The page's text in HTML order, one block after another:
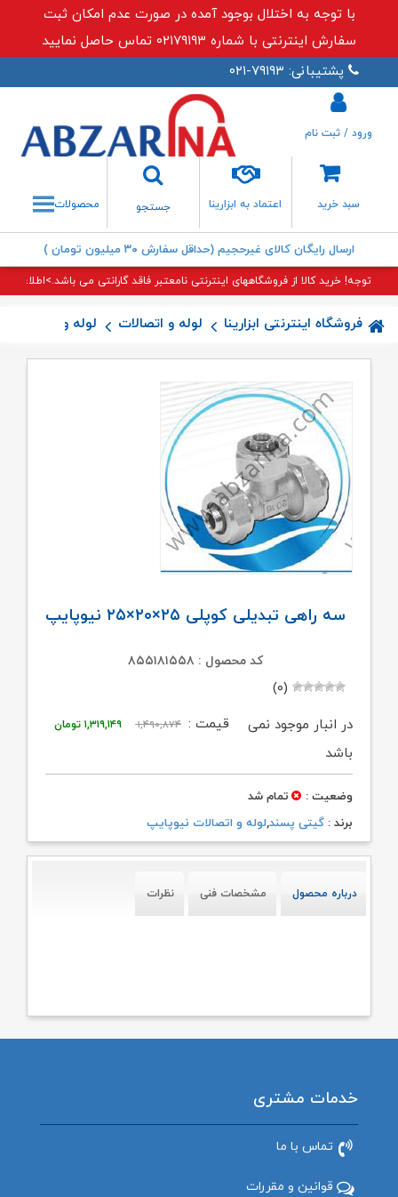
با توجه به اختلال بوجود آمده در صورت عدم امکان ثبت
سفارش اینترنتی با شماره ۰۲۱۷۹۱۹۳ تماس حاصل نمایید
پشتیبانی: ۷۹۱۹۳-۰۲۱
سبد خرید اعتماد به ابزارینا
جستجو
جستجو
ورود / ثبت نام
محصولات
ارسال رایگان کالای غیرحجیم (حداقل سفارش ۳۰ میلیون تومان )
توجه! خرید کالا از فروشگاههای اینترنتی نامعتبر فاقد گارانتی می باشد.>اطلاعات
فروشگاه اینترنتی ابزارینا لوله و اتصالات لوله و اتصالات
سه راهی تبدیلی کوپلی ۲۵×۲۰×۲۵ نیوپایپ
کد محصول : ۸۵۵۱۸۱۵۵۸
(۰)
قیمت : ۱,۴۹۰,۸۷۴
قیمت
۱,۴۹۰,۸۷۴ تومان
۱,۳۱۹,۱۴۹ تومان
۱,۳۱۹,۱۴۹ تومان.
در انبار موجود نمی
باشد
وضعیت :
تمام شد
برند : گیتی پسند,لوله و اتصالات نیوپایپ
درباره محصول مشخصات فنی نظرات
خدمات مشتری
تماس با ما
قوانین و مقررات